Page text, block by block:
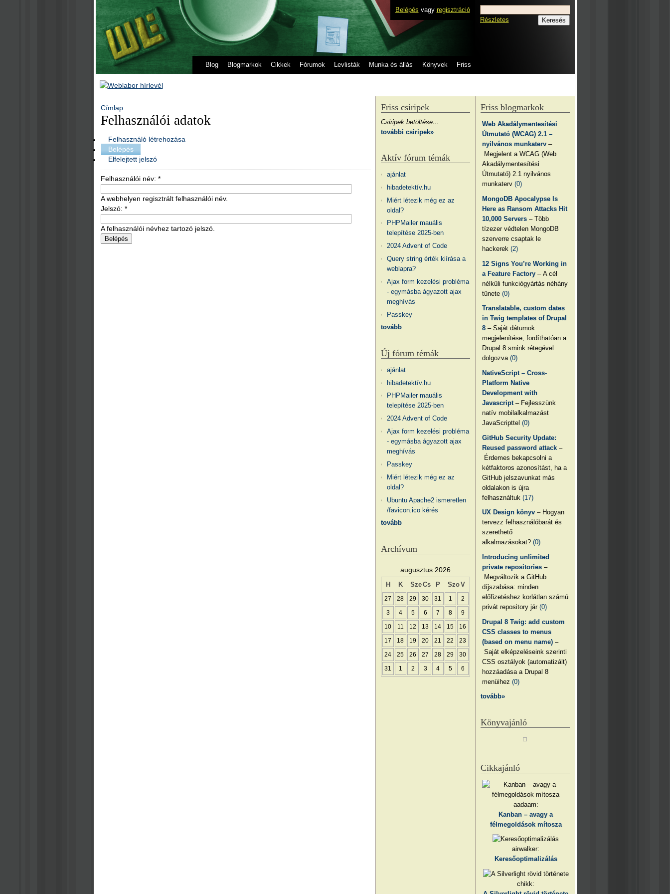
Belépés vagy regisztráció
Blog Blogmarkok Cikkek Fórumok Levlisták Munka és állás Könyvek Friss
Részletes
Címlap
Felhasználói adatok
Felhasználó létrehozása
Belépés
Elfelejtett jelszó
Felhasználói név: *
A webhelyen regisztrált felhasználói név.
Jelszó: *
A felhasználói névhez tartozó jelszó.
Friss blogmarkok
Web Akadálymentesítési
Útmutató (WCAG) 2.1 –
nyilvános munkaterv –
Megjelent a WCAG (Web
Akadálymentesítési
Útmutató) 2.1 nyilvános
munkaterv(0)
MongoDB Apocalypse Is
Here as Ransom Attacks Hit
10,000 Servers – Több
tízezer védtelen MongoDB
szerverre csaptak le
hackerek(2)
12 Signs You’re Working in
a Feature Factory – A cél
nélküli funkciógyártás néhány
tünete(0)
Translatable, custom dates
in Twig templates of Drupal
8 – Saját dátumok
megjelenítése, fordíthatóan a
Drupal 8 smink rétegével
dolgozva(0)
NativeScript – Cross-
Platform Native
Development with
Javascript – Fejlesszünk
natív mobilalkalmazást
JavaScripttel(0)
GitHub Security Update:
Reused password attack –
Érdemes bekapcsolni a
kétfaktoros azonosítást, ha a
GitHub jelszavunkat más
oldalakon is újra
felhasználtuk(17)
UX Design könyv – Hogyan
tervezz felhasználóbarát és
szerethető
alkalmazásokat?(0)
Introducing unlimited
private repositories –
Megváltozik a GitHub
díjszabása: minden
előfizetéshez korlátlan számú
privát repository jár(0)
Drupal 8 Twig: add custom
CSS classes to menus
(based on menu name) –
Saját elképzeléseink szerinti
CSS osztályok (automatizált)
hozzáadása a Drupal 8
menüihez(0)
tovább»
Könyvajánló
Cikkajánló
aadaam:
Kanban – avagy a
félmegoldások mítosza
airwalker:
Keresőoptimalizálás
chikk:
Friss csiripek
Csiripek betöltése…
további csiripek»
Aktív fórum témák
ajánlat
hibadetektív.hu
Miért létezik még ez az
oldal?
PHPMailer mauális
telepítése 2025-ben
2024 Advent of Code
Query string érték kiírása a
weblapra?
Ajax form kezelési probléma
- egymásba ágyazott ajax
meghívás
Passkey
tovább
Új fórum témák
ajánlat
hibadetektív.hu
PHPMailer mauális
telepítése 2025-ben
2024 Advent of Code
Ajax form kezelési probléma
- egymásba ágyazott ajax
meghívás
Passkey
Miért létezik még ez az
oldal?
Ubuntu Apache2 ismeretlen
/favicon.ico kérés
tovább
Archívum
augusztus 2026
H K SzeCs P SzoV
27 28 29 30 31 1 2
3 4 5 6 7 8 9
10 11 12 13 14 15 16
17 18 19 20 21 22 23
24 25 26 27 28 29 30
31 1 2 3 4 5 6